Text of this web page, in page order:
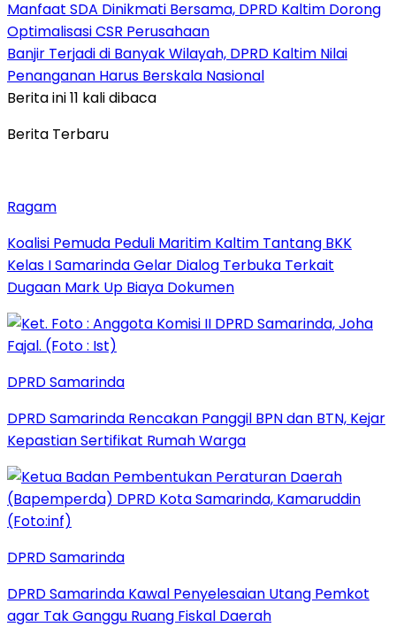
Manfaat SDA Dinikmati Bersama, DPRD Kaltim Dorong
Optimalisasi CSR Perusahaan
Banjir Terjadi di Banyak Wilayah, DPRD Kaltim Nilai
Penanganan Harus Berskala Nasional
Berita ini 11 kali dibaca
Berita Terbaru
Ragam
Koalisi Pemuda Peduli Maritim Kaltim Tantang BKK
Kelas I Samarinda Gelar Dialog Terbuka Terkait
Dugaan Mark Up Biaya Dokumen
DPRD Samarinda
DPRD Samarinda Rencakan Panggil BPN dan BTN, Kejar
Kepastian Sertifikat Rumah Warga
DPRD Samarinda
DPRD Samarinda Kawal Penyelesaian Utang Pemkot
agar Tak Ganggu Ruang Fiskal Daerah